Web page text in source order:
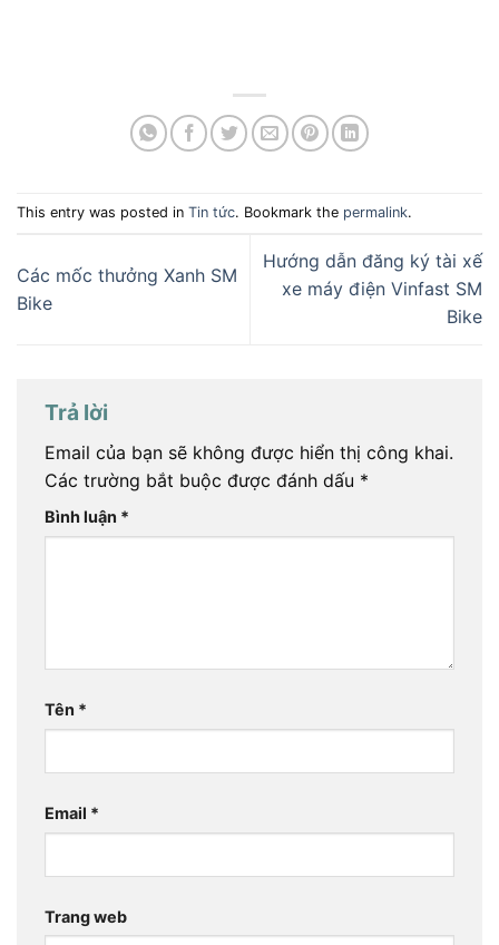
This entry was posted in Tin tức. Bookmark the permalink.
Các mốc thưởng Xanh SM
Bike
Hướng dẫn đăng ký tài xế
xe máy điện Vinfast SM
Bike
Trả lời
Email của bạn sẽ không được hiển thị công khai.
Các trường bắt buộc được đánh dấu *
Bình luận *
Tên *
Email *
Trang web